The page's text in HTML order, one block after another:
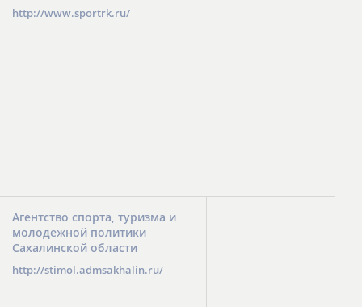
http://www.sportrk.ru/
Агентство спорта, туризма и
молодежной политики
Сахалинской области
http://stimol.admsakhalin.ru/